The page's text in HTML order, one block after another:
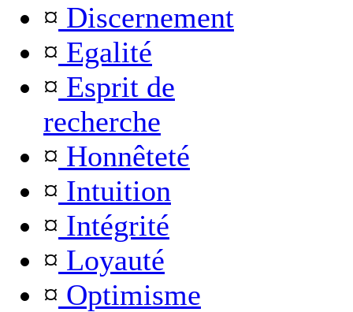
¤ Discernement
¤ Egalité
¤ Esprit de
recherche
¤ Honnêteté
¤ Intuition
¤ Intégrité
¤ Loyauté
¤ Optimisme